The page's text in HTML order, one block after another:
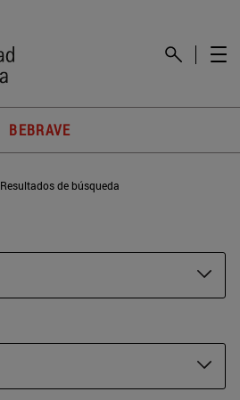
BEBRAVE
Resultados de búsqueda